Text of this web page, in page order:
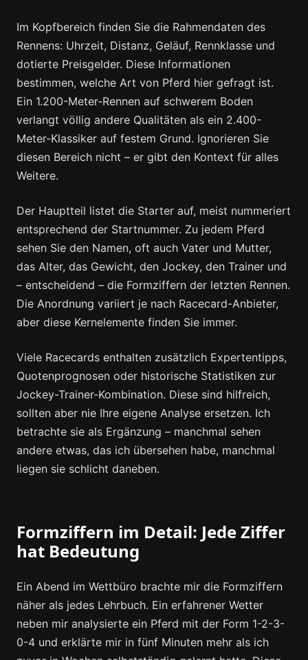
Im Kopfbereich finden Sie die Rahmendaten des
Rennens: Uhrzeit, Distanz, Geläuf, Rennklasse und
dotierte Preisgelder. Diese Informationen
bestimmen, welche Art von Pferd hier gefragt ist.
Ein 1.200-Meter-Rennen auf schwerem Boden
verlangt völlig andere Qualitäten als ein 2.400-
Meter-Klassiker auf festem Grund. Ignorieren Sie
diesen Bereich nicht – er gibt den Kontext für alles
Weitere.
Der Hauptteil listet die Starter auf, meist nummeriert
entsprechend der Startnummer. Zu jedem Pferd
sehen Sie den Namen, oft auch Vater und Mutter,
das Alter, das Gewicht, den Jockey, den Trainer und
– entscheidend – die Formziffern der letzten Rennen.
Die Anordnung variiert je nach Racecard-Anbieter,
aber diese Kernelemente finden Sie immer.
Viele Racecards enthalten zusätzlich Expertentipps,
Quotenprognosen oder historische Statistiken zur
Jockey-Trainer-Kombination. Diese sind hilfreich,
sollten aber nie Ihre eigene Analyse ersetzen. Ich
betrachte sie als Ergänzung – manchmal sehen
andere etwas, das ich übersehen habe, manchmal
liegen sie schlicht daneben.
Formziffern im Detail: Jede Ziffer
hat Bedeutung
Ein Abend im Wettbüro brachte mir die Formziffern
näher als jedes Lehrbuch. Ein erfahrener Wetter
neben mir analysierte ein Pferd mit der Form 1-2-3-
0-4 und erklärte mir in fünf Minuten mehr als ich